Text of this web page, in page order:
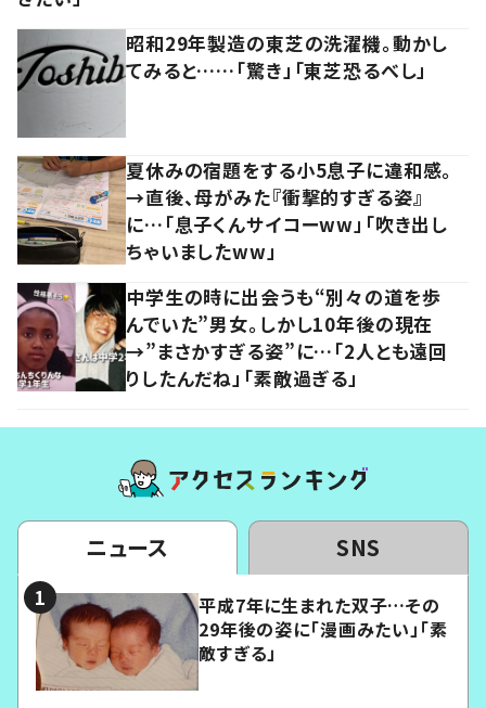
昭和29年製造の東芝の洗濯機。動かし
てみると……「驚き」「東芝恐るべし」
夏休みの宿題をする小5息子に違和感。
→直後、母がみた『衝撃的すぎる姿』
に…「息子くんサイコーww」「吹き出し
ちゃいましたww」
中学生の時に出会うも“別々の道を歩
んでいた”男女。しかし10年後の現在
→”まさかすぎる姿”に…「2人とも遠回
りしたんだね」「素敵過ぎる」
ニュース SNS
平成7年に生まれた双子…その
29年後の姿に「漫画みたい」「素
敵すぎる」